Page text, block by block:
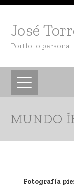
José
Portfolio personal
MUNDO
Fotografía